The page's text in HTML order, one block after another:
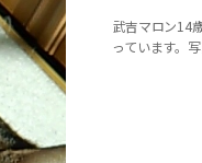
武吉マロン14
っています。